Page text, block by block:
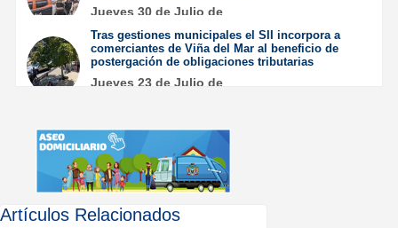
Jueves 30 de Julio de
Tras gestiones municipales el SII incorpora a
comerciantes de Viña del Mar al beneficio de
postergación de obligaciones tributarias
Jueves 23 de Julio de
Artículos Relacionados